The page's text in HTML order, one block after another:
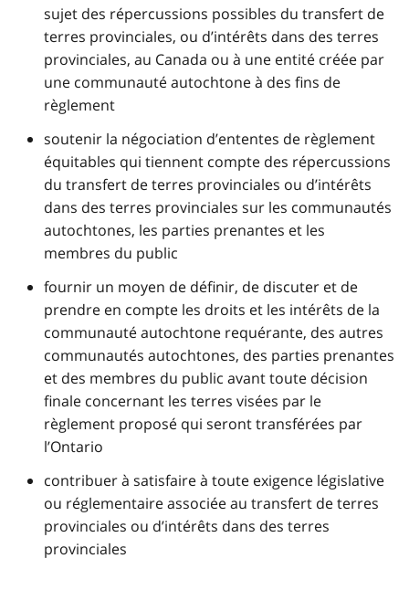
sujet des répercussions possibles du transfert de
terres provinciales, ou d’intérêts dans des terres
provinciales, au Canada ou à une entité créée par
une communauté autochtone à des fins de
règlement
soutenir la négociation d’ententes de règlement
équitables qui tiennent compte des répercussions
du transfert de terres provinciales ou d’intérêts
dans des terres provinciales sur les communautés
autochtones, les parties prenantes et les
membres du public
fournir un moyen de définir, de discuter et de
prendre en compte les droits et les intérêts de la
communauté autochtone requérante, des autres
communautés autochtones, des parties prenantes
et des membres du public avant toute décision
finale concernant les terres visées par le
règlement proposé qui seront transférées par
l’Ontario
contribuer à satisfaire à toute exigence législative
ou réglementaire associée au transfert de terres
provinciales ou d’intérêts dans des terres
provinciales